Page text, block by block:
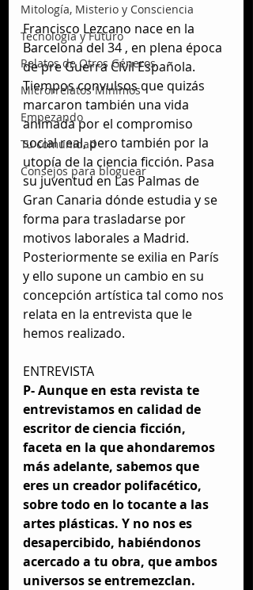
Mitología, Misterio y Consciencia
Tecnología y Futuro
Relatos de Otros Géneros
Microrrelatos Mínimos
Empezando
Tu comunidad
Consejos para bloguear
Francisco Lezcano nace en la
Barcelona del 34 , en plena época
de pre Guerra Civil Española.
Tiempos convulsos que quizás
marcaron también una vida
animada por el compromiso
social real, pero también por la
utopía de la ciencia ficción. Pasa
su juventud en Las Palmas de
Gran Canaria dónde estudia y se
forma para trasladarse por
motivos laborales a Madrid.
Posteriormente se exilia en París
y ello supone un cambio en su
concepción artística tal como nos
relata en la entrevista que le
hemos realizado.
ENTREVISTA
P- Aunque en esta revista te
entrevistamos en calidad de
escritor de ciencia ficción,
faceta en la que ahondaremos
más adelante, sabemos que
eres un creador polifacético,
sobre todo en lo tocante a las
artes plásticas. Y no nos es
desapercibido, habiéndonos
acercado a tu obra, que ambos
universos se entremezclan.